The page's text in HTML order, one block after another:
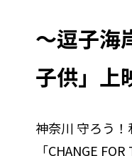
～逗子海
子供」上
神奈川 守ろう
「CHANGE